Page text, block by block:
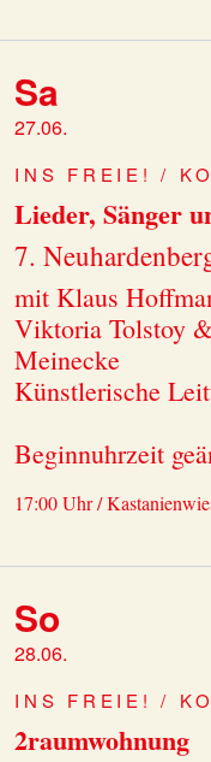
Sa
27.06.
INS FREIE! /
Lieder, Sänger
7.
mit Klaus
Viktoria Tolstoy
Meinecke
Künstlerische
Beginnuhrzeit
17:00 Uhr /
So
28.06.
INS FREIE! /
2raumwohnung